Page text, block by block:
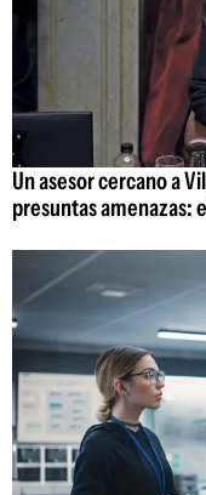
Un asesor cercano a
presuntas amenazas: